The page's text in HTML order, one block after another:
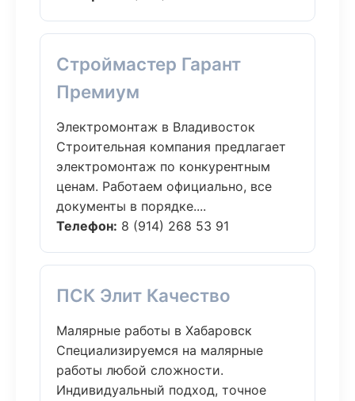
Строймастер Гарант
Премиум
Электромонтаж в Владивосток
Строительная компания предлагает
электромонтаж по конкурентным
ценам. Работаем официально, все
документы в порядке....
Телефон: 8 (914) 268 53 91
ПСК Элит Качество
Малярные работы в Хабаровск
Специализируемся на малярные
работы любой сложности.
Индивидуальный подход, точное